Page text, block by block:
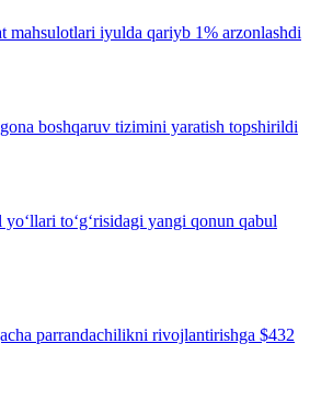
mahsulotlari iyulda qariyb 1% arzonlashdi
boshqaruv tizimini yaratish topshirildi
to‘g‘risidagi yangi qonun qabul
parrandachilikni rivojlantirishga $432